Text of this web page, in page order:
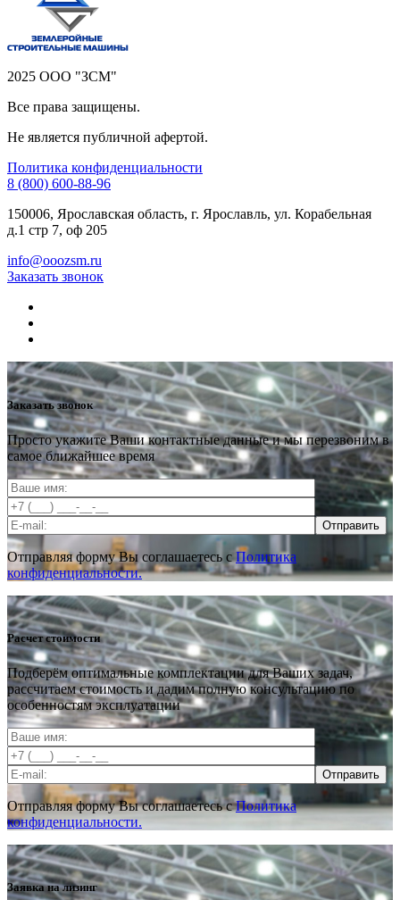
2025 ООО "ЗСМ"
Все права защищены.
Не является публичной афертой.
Политика конфиденциальности
8 (800) 600-88-96
150006, Ярославская область, г. Ярославль, ул. Корабельная
д.1 стр 7, оф 205
info@ooozsm.ru
Заказать звонок
Заказать звонок
Просто укажите Ваши контактные данные и мы перезвоним в
самое ближайшее время
Отправить
Отправляя форму Вы соглашаетесь с Политика
конфиденциальности.
Расчет стоимости
Подберём оптимальные комплектации для Ваших задач,
рассчитаем стоимость и дадим полную консультацию по
особенностям эксплуатации
Отправить
Отправляя форму Вы соглашаетесь сПолитика
конфиденциальности.
Заявка на лизинг